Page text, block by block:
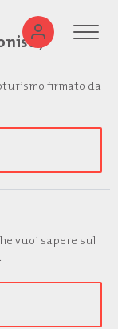
firmato da
vuoi sapere sul